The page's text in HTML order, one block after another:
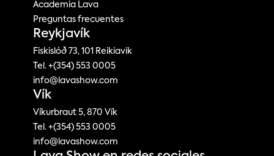
Academia Lava
Preguntas frecuentes
Reykjavík
Fiskislóð 73, 101 Reikiavik
Tel. +(354) 553 0005
info@lavashow.com
Vík
Víkurbraut 5, 870 Vík
Tel. +(354) 553 0005
info@lavashow.com